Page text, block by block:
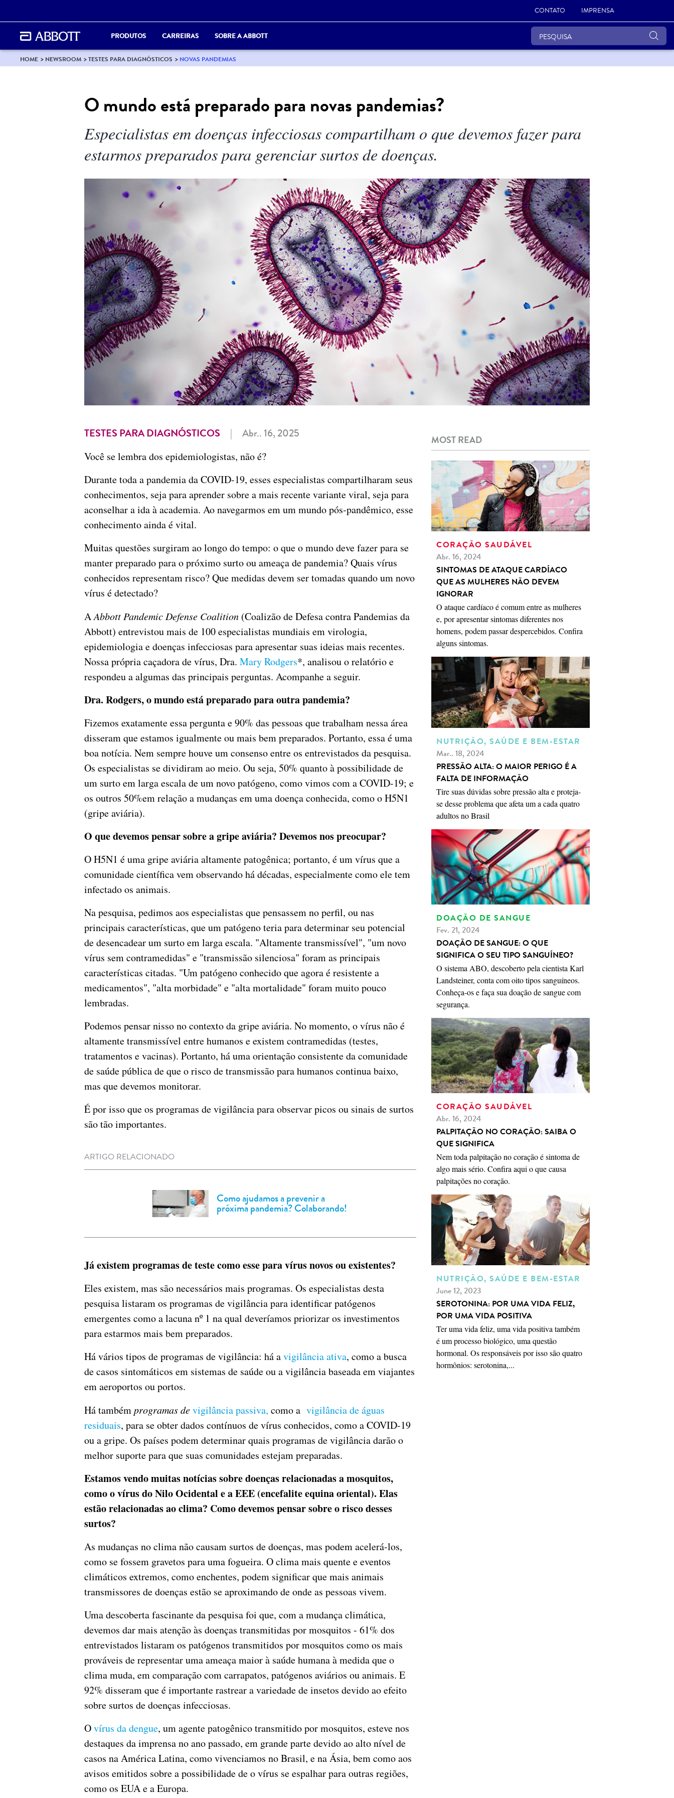
CONTATO IMPRENSA
PRODUTOS CARREIRAS SOBRE A ABBOTT
HOME NEWSROOM TESTES PARA DIAGNÓSTICOS NOVAS PANDEMIAS
O mundo está preparado para novas pandemias?
Especialistas em doenças infecciosas compartilham o que devemos fazer para
estarmos preparados para gerenciar surtos de doenças.
TESTES PARA DIAGNÓSTICOS | Abr.. 16, 2025
Você se lembra dos epidemiologistas, não é?
Durante toda a pandemia da COVID-19, esses especialistas compartilharam seus
conhecimentos, seja para aprender sobre a mais recente variante viral, seja para
aconselhar a ida à academia. Ao navegarmos em um mundo pós-pandêmico, esse
conhecimento ainda é vital.
Muitas questões surgiram ao longo do tempo: o que o mundo deve fazer para se
manter preparado para o próximo surto ou ameaça de pandemia? Quais vírus
conhecidos representam risco? Que medidas devem ser tomadas quando um novo
vírus é detectado?
AAbbott Pandemic Defense Coalition (Coalizão de Defesa contra Pandemias da
Abbott) entrevistou mais de 100 especialistas mundiais em virologia,
epidemiologia e doenças infecciosas para apresentar suas ideias mais recentes.
Nossa própria caçadora de vírus, Dra. Mary Rodgers*, analisou o relatório e
respondeu a algumas das principais perguntas. Acompanhe a seguir.
Dra. Rodgers, o mundo está preparado para outra pandemia?
Fizemos exatamente essa pergunta e 90% das pessoas que trabalham nessa área
disseram que estamos igualmente ou mais bem preparados. Portanto, essa é uma
boa notícia. Nem sempre houve um consenso entre os entrevistados da pesquisa.
Os especialistas se dividiram ao meio. Ou seja, 50% quanto à possibilidade de
um surto em larga escala de um novo patógeno, como vimos com a COVID-19; e
os outros 50%em relação a mudanças em uma doença conhecida, como o H5N1
(gripe aviária).
O que devemos pensar sobre a gripe aviária? Devemos nos preocupar?
O H5N1 é uma gripe aviária altamente patogênica; portanto, é um vírus que a
comunidade científica vem observando há décadas, especialmente como ele tem
infectado os animais.
Na pesquisa, pedimos aos especialistas que pensassem no perfil, ou nas
principais características, que um patógeno teria para determinar seu potencial
de desencadear um surto em larga escala. "Altamente transmissível", "um novo
vírus sem contramedidas" e "transmissão silenciosa" foram as principais
características citadas. "Um patógeno conhecido que agora é resistente a
medicamentos", "alta morbidade" e "alta mortalidade" foram muito pouco
lembradas.
Podemos pensar nisso no contexto da gripe aviária. No momento, o vírus não é
altamente transmissível entre humanos e existem contramedidas (testes,
tratamentos e vacinas). Portanto, há uma orientação consistente da comunidade
de saúde pública de que o risco de transmissão para humanos continua baixo,
mas que devemos monitorar.
É por isso que os programas de vigilância para observar picos ou sinais de surtos
são tão importantes.
ARTIGO RELACIONADO
Como ajudamos a prevenir a
próxima pandemia? Colaborando!
Já existem programas de teste como esse para vírus novos ou existentes?
Eles existem, mas são necessários mais programas. Os especialistas desta
pesquisa listaram os programas de vigilância para identificar patógenos
emergentes como a lacuna nº 1 na qual deveríamos priorizar os investimentos
para estarmos mais bem preparados.
Há vários tipos de programas de vigilância: há avigilância ativa, como a busca
de casos sintomáticos em sistemas de saúde ou a vigilância baseada em viajantes
em aeroportos ou portos.
Há tambémprogramas devigilância passiva, como a vigilância de águas
residuais, para se obter dados contínuos de vírus conhecidos, como a COVID-19
ou a gripe. Os países podem determinar quais programas de vigilância darão o
melhor suporte para que suas comunidades estejam preparadas.
Estamos vendo muitas notícias sobre doenças relacionadas a mosquitos,
como o vírus do Nilo Ocidental e a EEE (encefalite equina oriental). Elas
estão relacionadas ao clima? Como devemos pensar sobre o risco desses
surtos?
As mudanças no clima não causam surtos de doenças, mas podem acelerá-los,
como se fossem gravetos para uma fogueira. O clima mais quente e eventos
climáticos extremos, como enchentes, podem significar que mais animais
transmissores de doenças estão se aproximando de onde as pessoas vivem.
Uma descoberta fascinante da pesquisa foi que, com a mudança climática,
devemos dar mais atenção às doenças transmitidas por mosquitos - 61% dos
entrevistados listaram os patógenos transmitidos por mosquitos como os mais
prováveis de representar uma ameaça maior à saúde humana à medida que o
clima muda, em comparação com carrapatos, patógenos aviários ou animais. E
92% disseram que é importante rastrear a variedade de insetos devido ao efeito
sobre surtos de doenças infecciosas.
Ovírus da dengue, um agente patogênico transmitido por mosquitos, esteve nos
destaques da imprensa no ano passado, em grande parte devido ao alto nível de
casos na América Latina, como vivenciamos no Brasil, e na Ásia, bem como aos
avisos emitidos sobre a possibilidade de o vírus se espalhar para outras regiões,
como os EUA e a Europa.
MOST READ
CORAÇÃO SAUDÁVEL
Abr. 16, 2024
SINTOMAS DE ATAQUE CARDÍACO
QUE AS MULHERES NÃO DEVEM
IGNORAR
O ataque cardíaco é comum entre as mulheres
e, por apresentar sintomas diferentes nos
homens, podem passar despercebidos. Confira
alguns sintomas.
NUTRIÇÃO, SAÚDE E BEM-ESTAR
Mar.. 18, 2024
PRESSÃO ALTA: O MAIOR PERIGO É A
FALTA DE INFORMAÇÃO
Tire suas dúvidas sobre pressão alta e proteja-
se desse problema que afeta um a cada quatro
adultos no Brasil
DOAÇÃO DE SANGUE
Fev. 21, 2024
DOAÇÃO DE SANGUE: O QUE
SIGNIFICA O SEU TIPO SANGUÍNEO?
O sistema ABO, descoberto pela cientista Karl
Landsteiner, conta com oito tipos sanguíneos.
Conheça-os e faça sua doação de sangue com
segurança.
CORAÇÃO SAUDÁVEL
Abr. 16, 2024
PALPITAÇÃO NO CORAÇÃO: SAIBA O
QUE SIGNIFICA
Nem toda palpitação no coração é sintoma de
algo mais sério. Confira aqui o que causa
palpitações no coração.
NUTRIÇÃO, SAÚDE E BEM-ESTAR
June 12, 2023
SEROTONINA: POR UMA VIDA FELIZ,
POR UMA VIDA POSITIVA
Ter uma vida feliz, uma vida positiva também
é um processo biológico, uma questão
hormonal. Os responsáveis por isso são quatro
hormônios: serotonina,...